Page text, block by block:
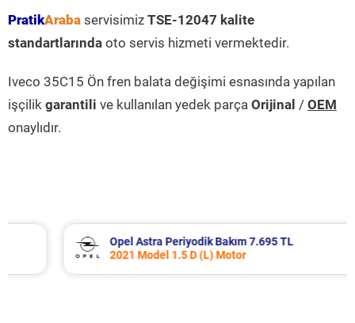
PratikAraba servisimiz TSE-12047 kalite
standartlarında oto servis hizmeti vermektedir.
Iveco 35C15 Ön fren balata değişimi esnasında yapılan
işçilik garantili ve kullanılan yedek parça Orijinal / OEM
onaylıdır.
Opel Astra Periyodik Bakım 7.695 TL
2021 Model 1.5 D (L) Motor